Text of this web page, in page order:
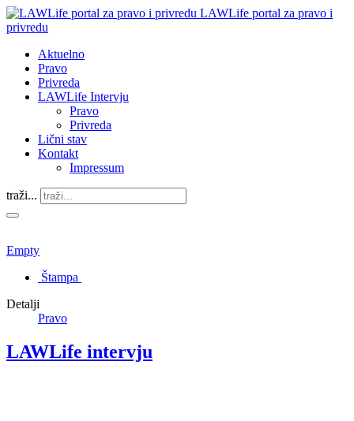
LAWLife portal za pravo i
privredu
Aktuelno
Pravo
Privreda
LAWLife Intervju
Pravo
Privreda
Lični stav
Kontakt
Impressum
traži...
Empty
Štampa
Detalji
Pravo
LAWLife intervju